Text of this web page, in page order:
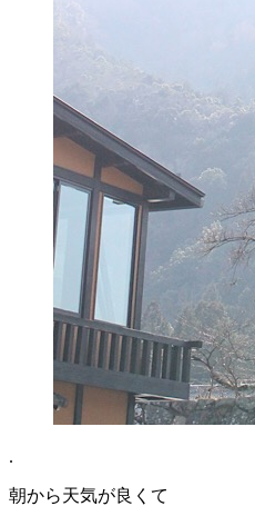
.
朝から天気が良くて